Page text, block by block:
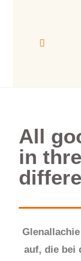
All
in
auf, die bei